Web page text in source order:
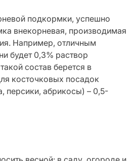
подкормки, успешно
внекорневая, производимая
Например, отличным
будет 0,3% раствор
состав берется в
косточковых посадок
персики, абрикосы) – 0,5-